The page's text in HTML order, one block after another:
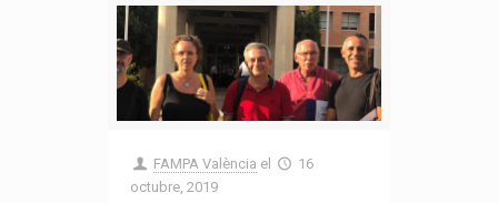
FAMPA València el
16
octubre, 2019